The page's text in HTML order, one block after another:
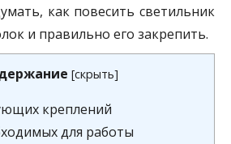
как повесить светильник
и правильно его закрепить.
[скрыть]
креплений
для работы